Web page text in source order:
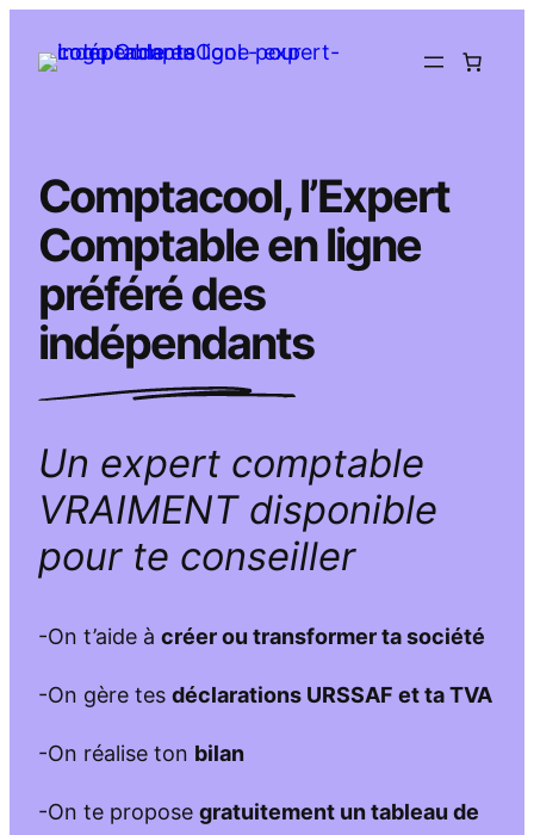
Comptacool, l’Expert
Comptable en ligne
préféré des
indépendants
Un expert comptable
VRAIMENT disponible
pour te conseiller
-On t’aide à créer ou transformer ta société
-On gère tes déclarations URSSAF et ta TVA
-On réalise ton bilan
-On te propose gratuitement un tableau de